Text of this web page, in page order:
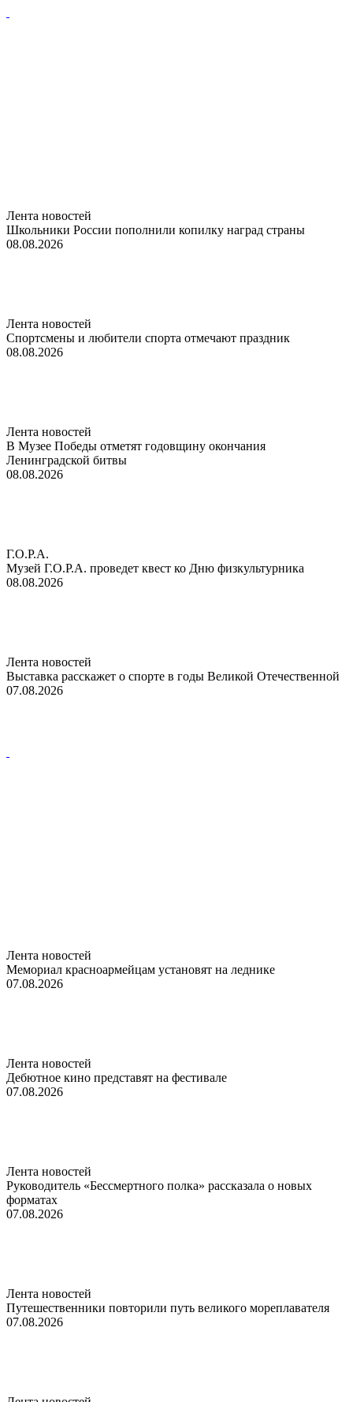
Лента новостей
Школьники России пополнили копилку наград страны
08.08.2026
Лента новостей
Спортсмены и любители спорта отмечают праздник
08.08.2026
Лента новостей
В Музее Победы отметят годовщину окончания
Ленинградской битвы
08.08.2026
Г.О.Р.А.
Музей Г.О.Р.А. проведет квест ко Дню физкультурника
08.08.2026
Лента новостей
Выставка расскажет о спорте в годы Великой Отечественной
07.08.2026
Лента новостей
Мемориал красноармейцам установят на леднике
07.08.2026
Лента новостей
Дебютное кино представят на фестивале
07.08.2026
Лента новостей
Руководитель «Бессмертного полка» рассказала о новых
форматах
07.08.2026
Лента новостей
Путешественники повторили путь великого мореплавателя
07.08.2026